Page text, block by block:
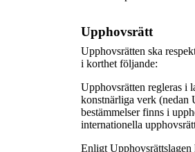
Upphovsrätt
Upphovsrätten ska
i korthet följande:
Upphovsrätten regleras i
konstnärliga verk (nedan
bestämmelser finns i
internationella
Enligt Upphovsrättslagen